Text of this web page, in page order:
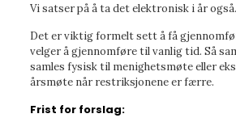
Vi satser på å ta det elektronisk i år også.
Det er viktig formelt sett å få
velger å gjennomføre til vanlig tid. Så
samles fysisk til menighetsmøte eller
årsmøte når restriksjonene er færre.
Frist for forslag: